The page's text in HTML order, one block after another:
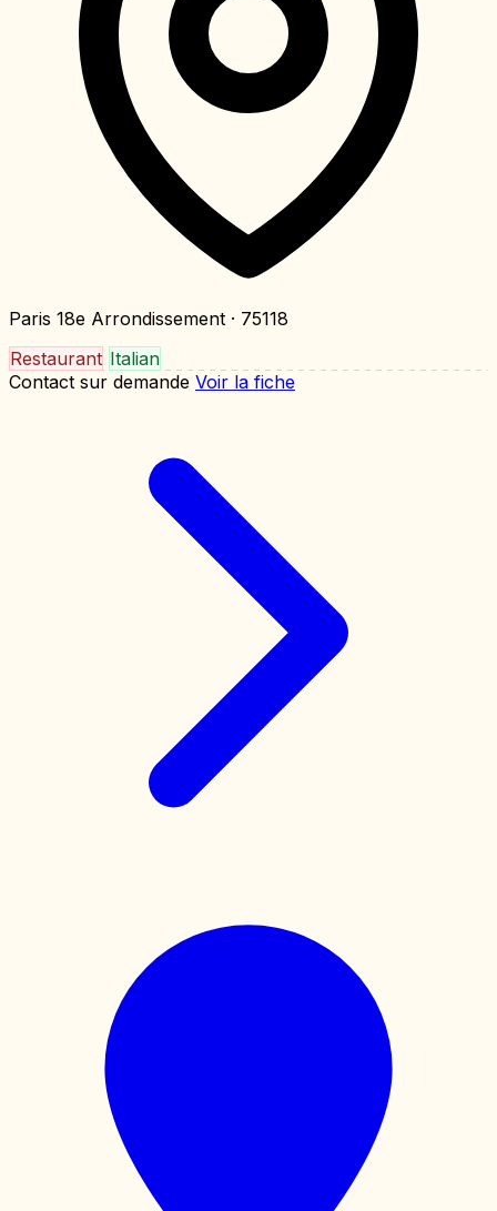
Paris 18e Arrondissement · 75118
Restaurant Italian
Contact sur demande Voir la fiche